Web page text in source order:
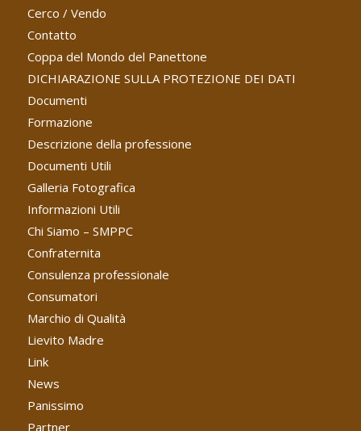
Cerco / Vendo
Contatto
Coppa del Mondo del Panettone
DICHIARAZIONE SULLA PROTEZIONE DEI DATI
Documenti
Formazione
Descrizione della professione
Documenti Utili
Galleria Fotografica
Informazioni Utili
Chi Siamo – SMPPC
Confraternita
Consulenza professionale
Consumatori
Marchio di Qualità
Lievito Madre
Link
News
Panissimo
Partner